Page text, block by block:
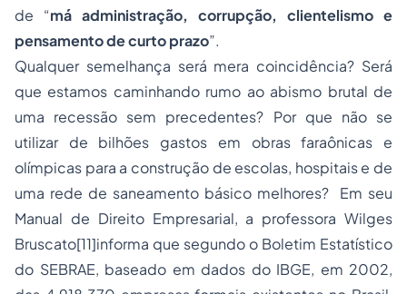
de “má administração, corrupção, clientelismo e
pensamento de curto prazo”.
Qualquer semelhança será mera coincidência? Será
que estamos caminhando rumo ao abismo brutal de
uma recessão sem precedentes? Por que não se
utilizar de bilhões gastos em obras faraônicas e
olímpicas para a construção de escolas, hospitais e de
uma rede de saneamento básico melhores? Em seu
Manual de Direito Empresarial, a professora Wilges
Bruscato[11]informa que segundo o Boletim Estatístico
do SEBRAE, baseado em dados do IBGE, em 2002,